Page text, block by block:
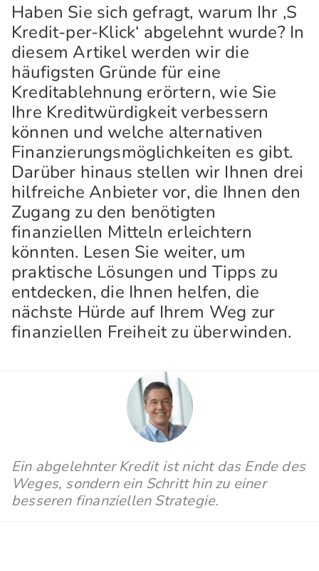
Haben Sie sich gefragt, warum Ihr ‚S
Kredit-per-Klick‘ abgelehnt wurde? In
diesem Artikel werden wir die
häufigsten Gründe für eine
Kreditablehnung erörtern, wie Sie
Ihre Kreditwürdigkeit verbessern
können und welche alternativen
Finanzierungsmöglichkeiten es gibt.
Darüber hinaus stellen wir Ihnen drei
hilfreiche Anbieter vor, die Ihnen den
Zugang zu den benötigten
finanziellen Mitteln erleichtern
könnten. Lesen Sie weiter, um
praktische Lösungen und Tipps zu
entdecken, die Ihnen helfen, die
nächste Hürde auf Ihrem Weg zur
finanziellen Freiheit zu überwinden.
Ein abgelehnter Kredit ist nicht das Ende des
Weges, sondern ein Schritt hin zu einer
besseren finanziellen Strategie.